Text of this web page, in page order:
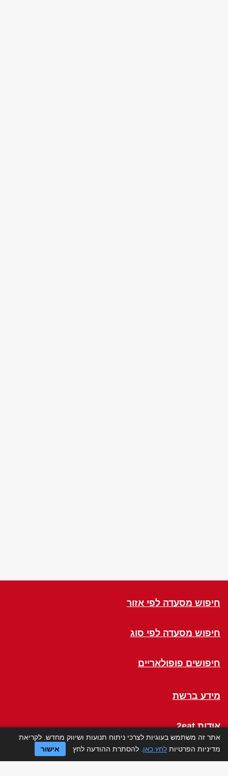
חיפוש מסעדה לפי אזור
חיפוש מסעדה לפי סוג
חיפושים פופולאריים
מידע ברשת
אודות 2eat
Click a Table
אתר זה משתמש בעוגיות לצרכי ניתוח תנועות ושיווק מחדש. לקריאת
מדיניות הפרטיות לחץ כאן . להסתרת ההודעה לחץ אישור